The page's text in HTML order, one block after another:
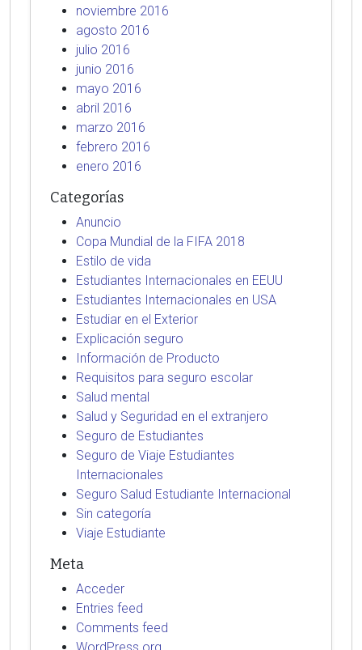
noviembre 2016
agosto 2016
julio 2016
junio 2016
mayo 2016
abril 2016
marzo 2016
febrero 2016
enero 2016
Categorías
Anuncio
Copa Mundial de la FIFA 2018
Estilo de vida
Estudiantes Internacionales en EEUU
Estudiantes Internacionales en USA
Estudiar en el Exterior
Explicación seguro
Información de Producto
Requisitos para seguro escolar
Salud mental
Salud y Seguridad en el extranjero
Seguro de Estudiantes
Seguro de Viaje Estudiantes
Internacionales
Seguro Salud Estudiante Internacional
Sin categoría
Viaje Estudiante
Meta
Acceder
Entries feed
Comments feed